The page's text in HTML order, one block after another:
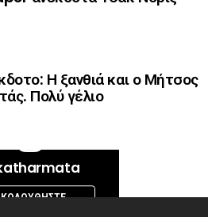
Η ξανθιά και ο Μήτσος
Πολύ γέλιο
PDT. The current time is Friday, 07-Aug-